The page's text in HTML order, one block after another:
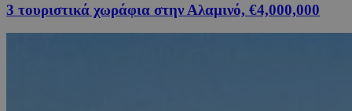
3 τουριστικά χωράφια στην Αλαμινό, €4,000,000